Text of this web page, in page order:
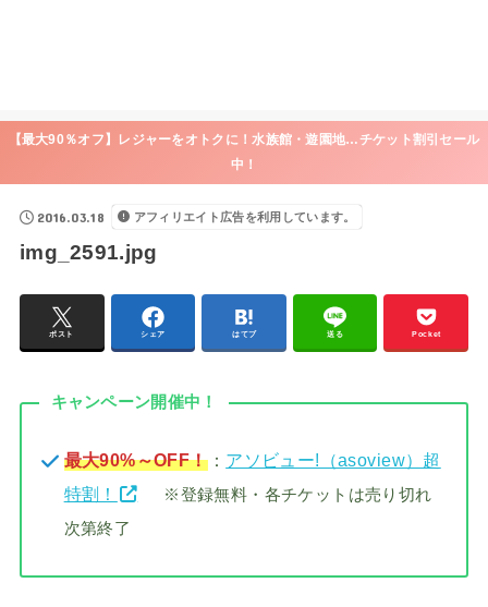
【最大90％オフ】レジャーをオトクに！水族館・遊園地…チケット割引セール
中！
2016.03.18 アフィリエイト広告を利用しています。
img_2591.jpg
ポスト シェア はてブ 送る Pocket
キャンペーン開催中！
最大90%～OFF！： アソビュー!（asoview）超
特割！
※登録無料・各チケットは売り切れ
次第終了